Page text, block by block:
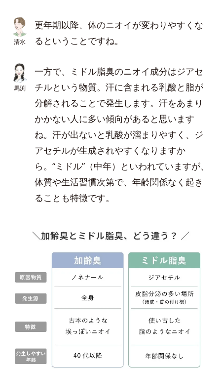
清水
更年期以降、体のニオイが変わりやすくな
るということですね。
馬渕
一方で、ミドル脂臭のニオイ成分はジアセ
チルという物質。汗に含まれる乳酸と脂が
分解されることで発生します。汗をあまり
かかない人に多い傾向があると思います
ね。汗が出ないと乳酸が溜まりやすく、ジ
アセチルが生成されやすくなりますか
ら。“ミドル”（中年）といわれていますが、
体質や生活習慣次第で、年齢関係なく起き
ることも特徴です。